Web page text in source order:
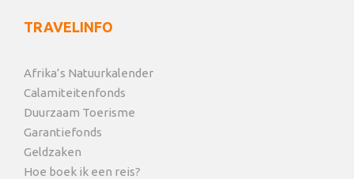
TRAVELINFO
Afrika’s Natuurkalender
Calamiteitenfonds
Duurzaam Toerisme
Garantiefonds
Geldzaken
Hoe boek ik een reis?